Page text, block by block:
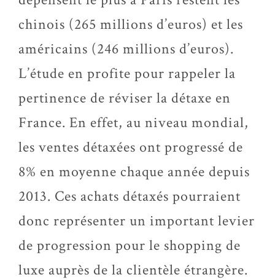
chinois (265 millions d’euros) et les
américains (246 millions d’euros).
L’étude en profite pour rappeler la
pertinence de réviser la détaxe en
France. En effet, au niveau mondial,
les ventes détaxées ont progressé de
8% en moyenne chaque année depuis
2013. Ces achats détaxés pourraient
donc représenter un important levier
de progression pour le shopping de
luxe auprès de la clientèle étrangère.